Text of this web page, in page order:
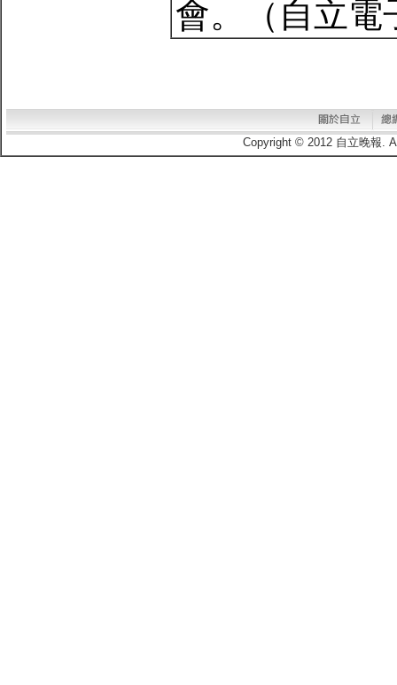
會。（自立電
Copyright © 2012 自立晚報.